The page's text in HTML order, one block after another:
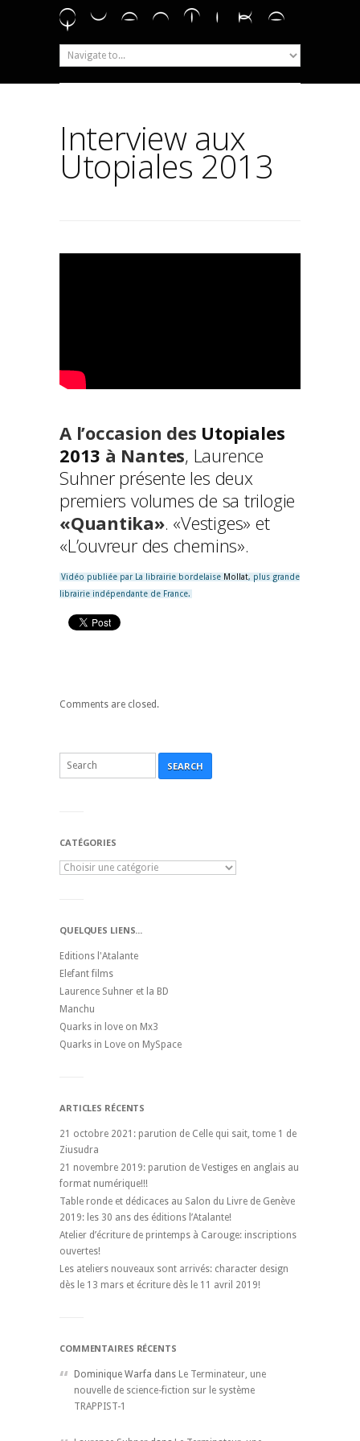
Interview aux
Utopiales 2013
A l’occasion des Utopiales
2013 à Nantes, Laurence
Suhner présente les deux
premiers volumes de sa trilogie
«Quantika». «Vestiges» et
«L’ouvreur des chemins».
Vidéo publiée par La librairie bordelaise Mollat, plus grande
librairie indépendante de France.
Comments are closed.
SEARCH
CATÉGORIES
QUELQUES LIENS...
Editions l'Atalante
Elefant films
Laurence Suhner et la BD
Manchu
Quarks in love on Mx3
Quarks in Love on MySpace
ARTICLES RÉCENTS
21 octobre 2021: parution de Celle qui sait, tome 1 de
Ziusudra
21 novembre 2019: parution de Vestiges en anglais au
format numérique!!!
Table ronde et dédicaces au Salon du Livre de Genève
2019: les 30 ans des éditions l’Atalante!
Atelier d’écriture de printemps à Carouge: inscriptions
ouvertes!
Les ateliers nouveaux sont arrivés: character design
dès le 13 mars et écriture dès le 11 avril 2019!
COMMENTAIRES RÉCENTS
Dominique Warfa dans Le Terminateur, une
nouvelle de science-fiction sur le système
TRAPPIST-1